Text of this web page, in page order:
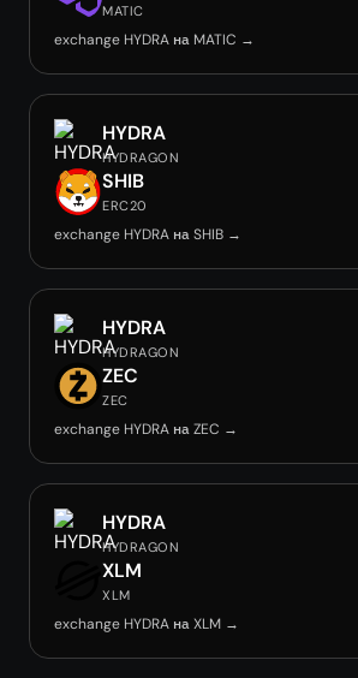
MATIC
exchange HYDRA на MATIC →
HYDRA
HYDRAGON
SHIB
ERC20
exchange HYDRA на SHIB →
HYDRA
HYDRAGON
ZEC
ZEC
exchange HYDRA на ZEC →
HYDRA
HYDRAGON
XLM
XLM
exchange HYDRA на XLM →